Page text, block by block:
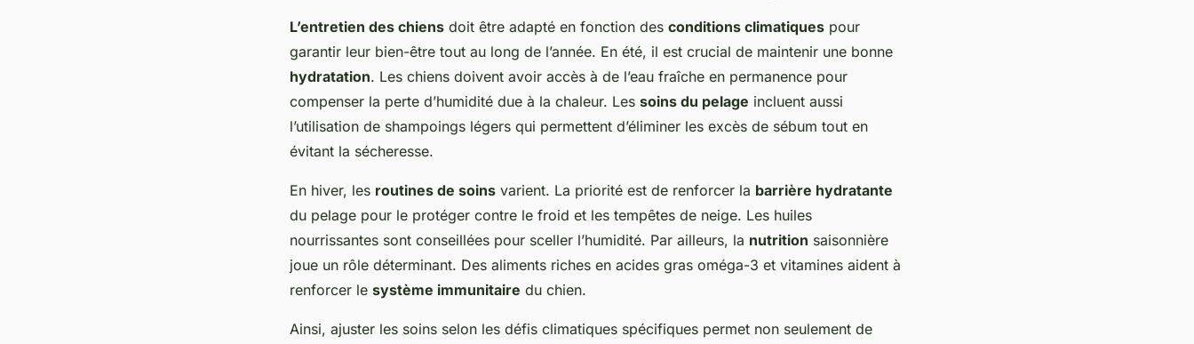
L’entretien des chiens doit être adapté en fonction des conditions climatiques pour
garantir leur bien-être tout au long de l’année. En été, il est crucial de maintenir une bonne
hydratation. Les chiens doivent avoir accès à de l’eau fraîche en permanence pour
compenser la perte d’humidité due à la chaleur. Les soins du pelage incluent aussi
l’utilisation de shampoings légers qui permettent d’éliminer les excès de sébum tout en
évitant la sécheresse.
En hiver, les routines de soins varient. La priorité est de renforcer la barrière hydratante
du pelage pour le protéger contre le froid et les tempêtes de neige. Les huiles
nourrissantes sont conseillées pour sceller l’humidité. Par ailleurs, la nutrition saisonnière
joue un rôle déterminant. Des aliments riches en acides gras oméga-3 et vitamines aident à
renforcer le système immunitaire du chien.
Ainsi, ajuster les soins selon les défis climatiques spécifiques permet non seulement de